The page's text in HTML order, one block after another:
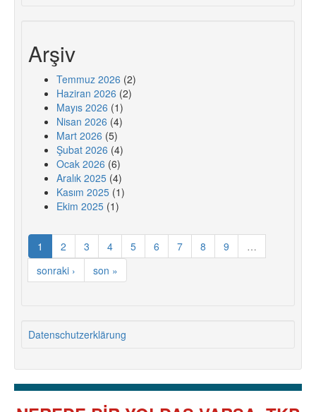
Arşiv
Temmuz 2026 (2)
Haziran 2026 (2)
Mayıs 2026 (1)
Nisan 2026 (4)
Mart 2026 (5)
Şubat 2026 (4)
Ocak 2026 (6)
Aralık 2025 (4)
Kasım 2025 (1)
Ekim 2025 (1)
1 2 3 4 5 6 7 8 9
…
sonraki ›
son »
Datenschutzerklärung